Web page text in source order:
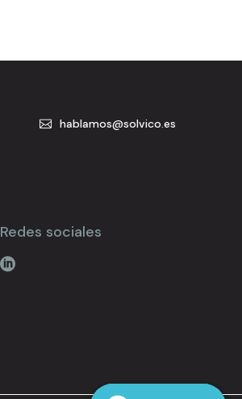
hablamos@solvico.es
Redes sociales